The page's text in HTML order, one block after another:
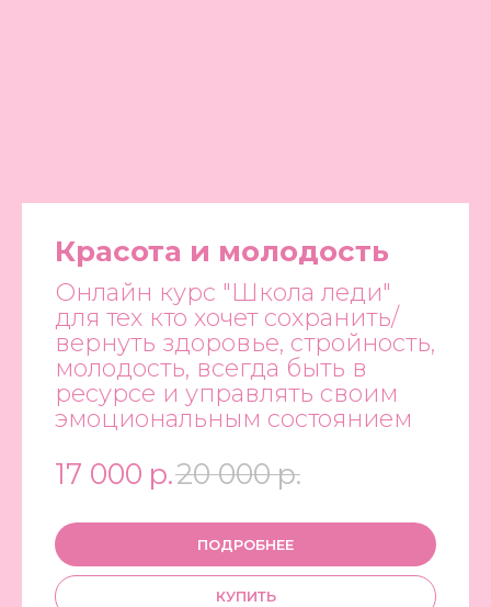
Красота и молодость
Онлайн курс "Школа леди"
для тех кто хочет сохранить/
вернуть здоровье, стройность,
молодость, всегда быть в
ресурсе и управлять своим
эмоциональным состоянием
17 000 р.20 000р.
ПОДРОБНЕЕ
КУПИТЬ